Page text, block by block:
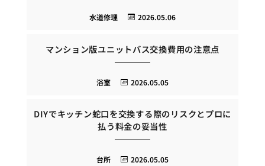
2026.05.06
水道修理
マンション版ユニットバス交換費用の注意点
2026.05.05
浴室
DIYでキッチン蛇口を交換する際のリスクとプロに
払う料金の妥当性
2026.05.05
台所